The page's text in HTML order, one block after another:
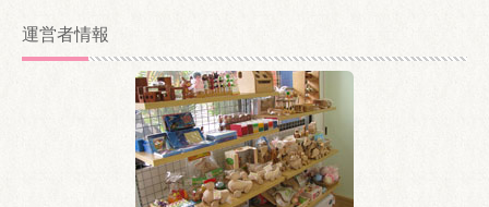
カ
イ
運営者情報